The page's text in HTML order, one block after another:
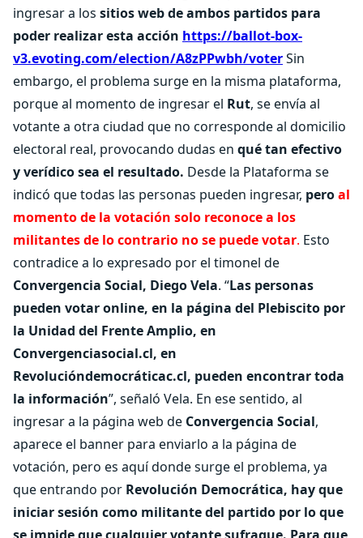
ingresar a los sitios web de ambos partidos para
poder realizar esta acción https://ballot-box-
v3.evoting.com/election/A8zPPwbh/voterSin
embargo, el problema surge en la misma plataforma,
porque al momento de ingresar el Rut, se envía al
votante a otra ciudad que no corresponde al domicilio
electoral real, provocando dudas en qué tan efectivo
y verídico sea el resultado. Desde la Plataforma se
indicó que todas las personas pueden ingresar, peroal
momento de la votación solo reconoce a los
militantes de lo contrario no se puede votar. Esto
contradice a lo expresado por el timonel de
Convergencia Social, Diego Vela. “Las personas
pueden votar online, en la página del Plebiscito por
la Unidad del Frente Amplio, en
Convergenciasocial.cl, en
Revolucióndemocráticac.cl, pueden encontrar toda
la información”, señaló Vela. En ese sentido, al
ingresar a la página web de Convergencia Social,
aparece el banner para enviarlo a la página de
votación, pero es aquí donde surge el problema, ya
que entrando por Revolución Democrática, hay que
iniciar sesión como militante del partido por lo que